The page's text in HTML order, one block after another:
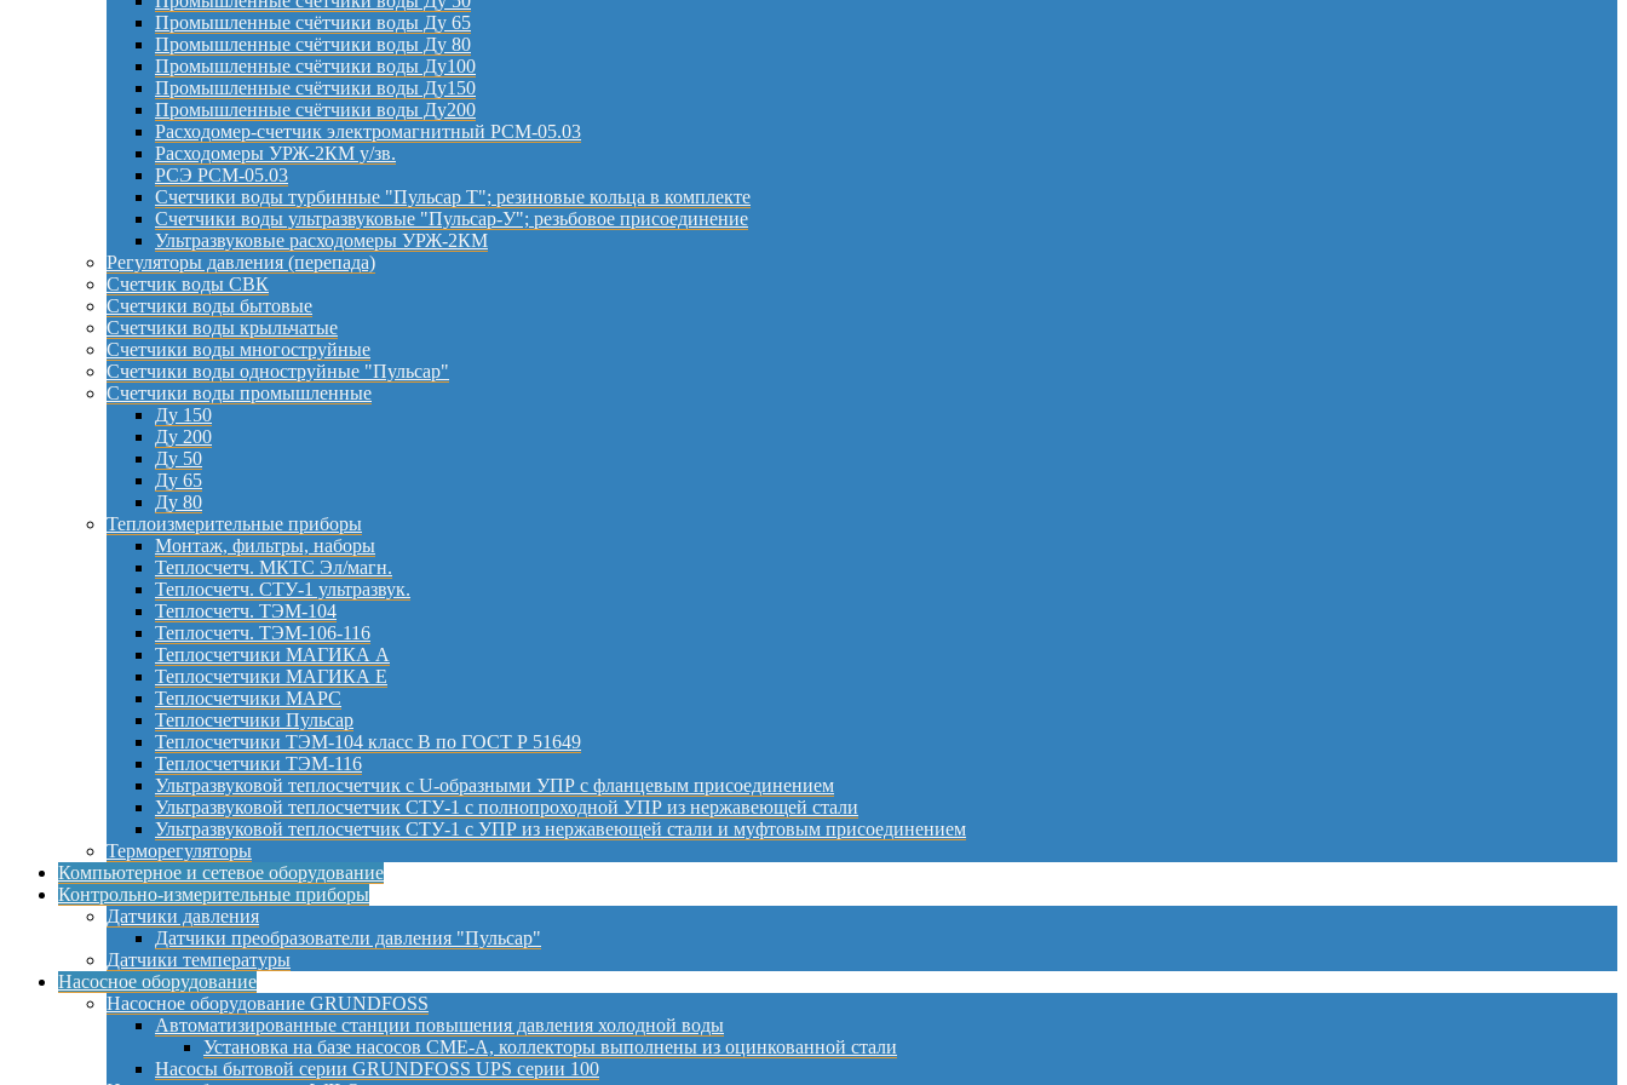
Промышленные счётчики воды Ду 65
Промышленные счётчики воды Ду 80
Промышленные счётчики воды Ду100
Промышленные счётчики воды Ду150
Промышленные счётчики воды Ду200
Расходомер-счетчик электромагнитный РСМ-05.03
Расходомеры УРЖ-2КМ у/зв.
РСЭ РСМ-05.03
Счетчики воды турбинные "Пульсар Т"; резиновые кольца в комплекте
Счетчики воды ультразвуковые "Пульсар-У"; резьбовое присоединение
Ультразвуковые расходомеры УРЖ-2КМ
Регуляторы давления (перепада)
Счетчик воды СВК
Счетчики воды бытовые
Счетчики воды крыльчатые
Счетчики воды многоструйные
Счетчики воды одноструйные "Пульсар"
Счетчики воды промышленные
Ду 150
Ду 200
Ду 50
Ду 65
Ду 80
Теплоизмерительные приборы
Монтаж, фильтры, наборы
Теплосчетч. МКТС Эл/магн.
Теплосчетч. СТУ-1 ультразвук.
Теплосчетч. ТЭМ-104
Теплосчетч. ТЭМ-106-116
Теплосчетчики МАГИКА А
Теплосчетчики МАГИКА Е
Теплосчетчики МАРС
Теплосчетчики Пульсар
Теплосчетчики ТЭМ-104 класс B по ГОСТ Р 51649
Теплосчетчики ТЭМ-116
Ультразвуковой теплосчетчик с U-образными УПР с фланцевым присоединением
Ультразвуковой теплосчетчик СТУ-1 с полнопроходной УПР из нержавеющей стали
Ультразвуковой теплосчетчик СТУ-1 с УПР из нержавеющей стали и муфтовым присоединением
Терморегуляторы
Компьютерное и сетевое оборудование
Контрольно-измерительные приборы
Датчики давления
Датчики преобразователи давления "Пульсар"
Датчики температуры
Насосное оборудование
Насосное оборудование GRUNDFOSS
Автоматизированные станции повышения давления холодной воды
Установка на базе насосов CME-A, коллекторы выполнены из оцинкованной стали
Насосы бытовой серии GRUNDFOSS UPS серии 100